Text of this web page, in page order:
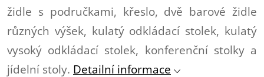
židle s područkami, křeslo, dvě barové židle
různých výšek, kulatý odkládací stolek, kulatý
vysoký odkládací stolek, konferenční stolky a
jídelní stoly. Detailní informace